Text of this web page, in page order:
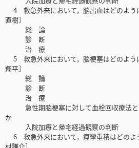
4 救急外来において，脳出血はどのよ
直樹］
総 論
診 断
治 療
5 救急外来において，脳梗塞はどのよ
翔平］
総 論
診 断
治 療
急性期脳梗塞に対して血栓回収療法と
か
入院加療と帰宅経過観察の判断
6 救急外来において，痙攣重積はどの